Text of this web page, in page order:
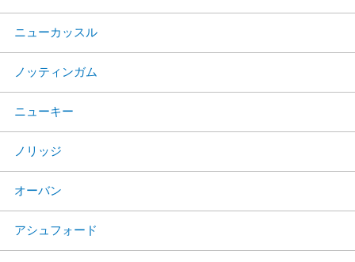
ニューカッスル
ノッティンガム
ニューキー
ノリッジ
オーバン
アシュフォード